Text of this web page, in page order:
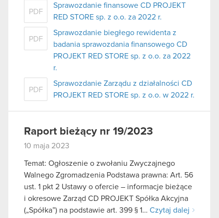
PDF
Sprawozdanie finansowe CD PROJEKT
RED STORE sp. z o.o. za 2022 r.
PDF
Sprawozdanie biegłego rewidenta z
badania sprawozdania finansowego CD
PROJEKT RED STORE sp. z o.o. za 2022
r.
PDF
Sprawozdanie Zarządu z działalności CD
PROJEKT RED STORE sp. z o.o. w 2022 r.
Raport bieżący nr 19/2023
10 maja 2023
Temat: Ogłoszenie o zwołaniu Zwyczajnego
Walnego Zgromadzenia Podstawa prawna: Art. 56
ust. 1 pkt 2 Ustawy o ofercie – informacje bieżące
i okresowe Zarząd CD PROJEKT Spółka Akcyjna
(„Spółka”) na podstawie art. 399 § 1… Czytaj dalej